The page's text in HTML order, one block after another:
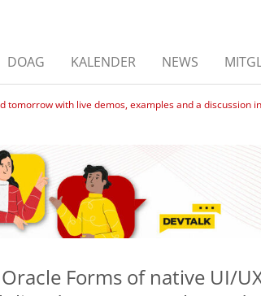
DOAG KALENDER NEWS
tomorrow with live demos, examples and a discussion
Forms of native UI/